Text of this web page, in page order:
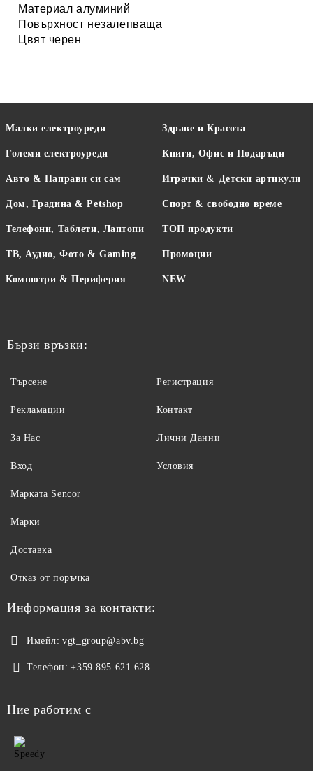
Материал алуминий
Повърхност незалепваща
Цвят черен
Малки електроуреди
Големи електроуреди
Авто & Направи си сам
Дом, Градина & Petshop
Телефони, Таблети, Лаптопи
ТВ, Аудио, Фото & Gaming
Компютри & Периферия
Здраве и Красота
Книги, Офис и Подаръци
Играчки & Детски артикули
Спорт & свободно време
ТОП продукти
Промоции
NEW
Бързи връзки:
Търсене
Рекламации
За Нас
Вход
Регистрация
Контакт
Лични Данни
Условия
Maрката Sencor
Марки
Доставка
Отказ от поръчка
Информация за контакти:
Имейл: vgt_group@abv.bg
Телефон: +359 895 621 628
Ние работим с